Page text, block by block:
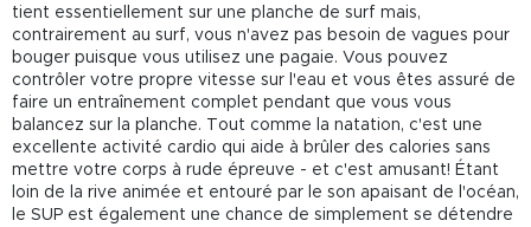
tient essentiellement sur une planche de surf mais,
contrairement au surf, vous n'avez pas besoin de vagues pour
bouger puisque vous utilisez une pagaie. Vous pouvez
contrôler votre propre vitesse sur l'eau et vous êtes assuré de
faire un entraînement complet pendant que vous vous
balancez sur la planche. Tout comme la natation, c'est une
excellente activité cardio qui aide à brûler des calories sans
mettre votre corps à rude épreuve - et c'est amusant! Étant
loin de la rive animée et entouré par le son apaisant de l'océan,
le SUP est également une chance de simplement se détendre